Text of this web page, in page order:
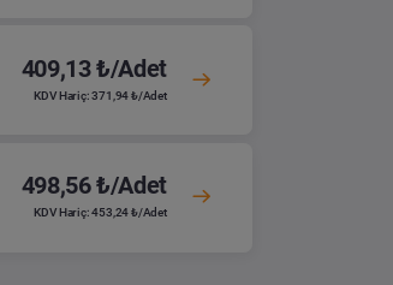
409,13 ₺/Adet
KDV Hariç: 371,94 ₺/Adet
498,56 ₺/Adet
KDV Hariç: 453,24 ₺/Adet